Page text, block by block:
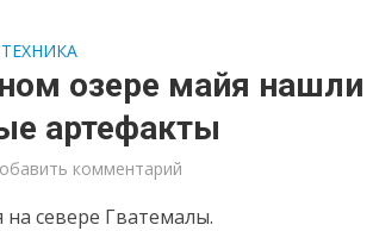
озере майя нашли
артефакты
комментарий
на севере Гватемалы.